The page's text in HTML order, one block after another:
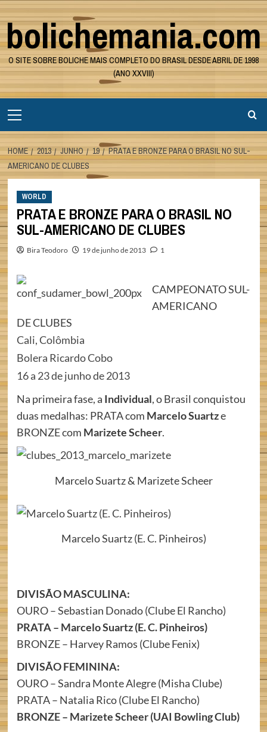
Skip
to
content
bolichemania.com
O SITE SOBRE BOLICHE MAIS COMPLETO DO BRASIL DESDE ABRIL DE 1998
(ANO XXVIII)
Menu
HOME 2013 JUNHO 19
PRATA E BRONZE PARA O BRASIL NO SUL-
AMERICANO DE CLUBES
WORLD
PRATA E BRONZE PARA O BRASIL NO
SUL-AMERICANO DE CLUBES
Bira Teodoro 19 de junho de 2013 1
CAMPEONATO SUL-
AMERICANO
DE CLUBES
Cali, Colômbia
Bolera Ricardo Cobo
16 a 23 de junho de 2013
Na primeira fase, a Individual, o Brasil conquistou
duas medalhas: PRATA com Marcelo Suartze
BRONZE com Marizete Scheer.
Marcelo Suartz & Marizete Scheer
Marcelo Suartz (E. C. Pinheiros)
DIVISÃO MASCULINA:
OURO – Sebastian Donado (Clube El Rancho)
PRATA – Marcelo Suartz (E. C. Pinheiros)
BRONZE – Harvey Ramos (Clube Fenix)
DIVISÃO FEMININA:
OURO – Sandra Monte Alegre (Misha Clube)
PRATA – Natalia Rico (Clube El Rancho)
BRONZE – Marizete Scheer (UAI Bowling Club)